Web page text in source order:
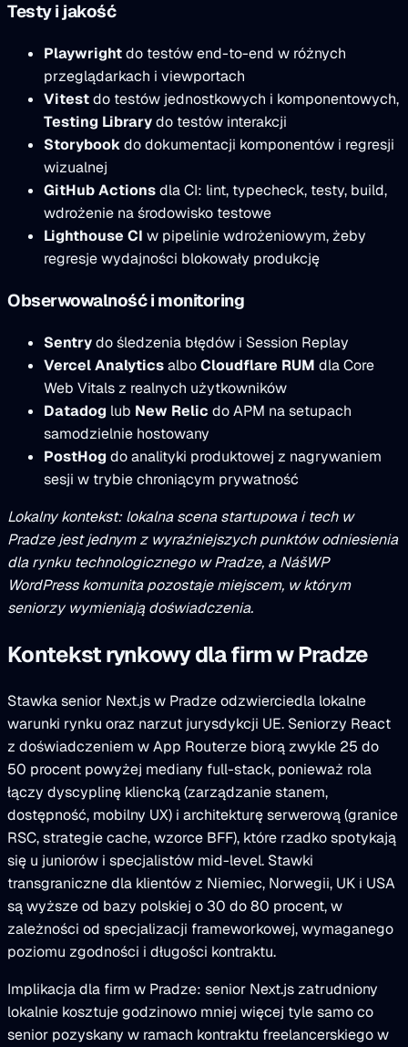
Testy i jakość
Playwrightdo testów end-to-end w różnych
przeglądarkach i viewportach
Vitestdo testów jednostkowych i komponentowych,
Testing Librarydo testów interakcji
Storybookdo dokumentacji komponentów i regresji
wizualnej
GitHub Actionsdla CI: lint, typecheck, testy, build,
wdrożenie na środowisko testowe
Lighthouse CI w pipelinie wdrożeniowym, żeby
regresje wydajności blokowały produkcję
Obserwowalność i monitoring
Sentrydo śledzenia błędów i Session Replay
Vercel AnalyticsalboCloudflare RUM dla Core
Web Vitals z realnych użytkowników
Datadog lub New Relic do APM na setupach
samodzielnie hostowany
PostHog do analityki produktowej z nagrywaniem
sesji w trybie chroniącym prywatność
Lokalny kontekst: lokalna scena startupowa i tech w
Pradze jest jednym z wyraźniejszych punktów odniesienia
dla rynku technologicznego w Pradze, a NášWP
WordPress komunita pozostaje miejscem, w którym
seniorzy wymieniają doświadczenia.
Kontekst rynkowy dla firm w Pradze
Stawka senior Next.js w Pradze odzwierciedla lokalne
warunki rynku oraz narzut jurysdykcji UE. Seniorzy React
z doświadczeniem w App Routerze biorą zwykle 25 do
50 procent powyżej mediany full-stack, ponieważ rola
łączy dyscyplinę kliencką (zarządzanie stanem,
dostępność, mobilny UX) i architekturę serwerową (granice
RSC, strategie cache, wzorce BFF), które rzadko spotykają
się u juniorów i specjalistów mid-level. Stawki
transgraniczne dla klientów z Niemiec, Norwegii, UK i USA
są wyższe od bazy polskiej o 30 do 80 procent, w
zależności od specjalizacji frameworkowej, wymaganego
poziomu zgodności i długości kontraktu.
Implikacja dla firm w Pradze: senior Next.js zatrudniony
lokalnie kosztuje godzinowo mniej więcej tyle samo co
senior pozyskany w ramach kontraktu freelancerskiego w